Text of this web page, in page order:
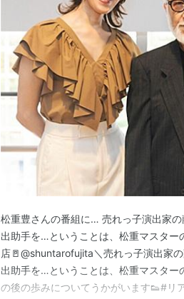
松重豊さんの番組に… 売れっ子演出家
出助手を…ということは、松重マスタ
店🚪@shuntarofujita＼売れっ子演出家
出助手を…ということは、松重マスタ
の後の歩みについてうかがいます👟#リ